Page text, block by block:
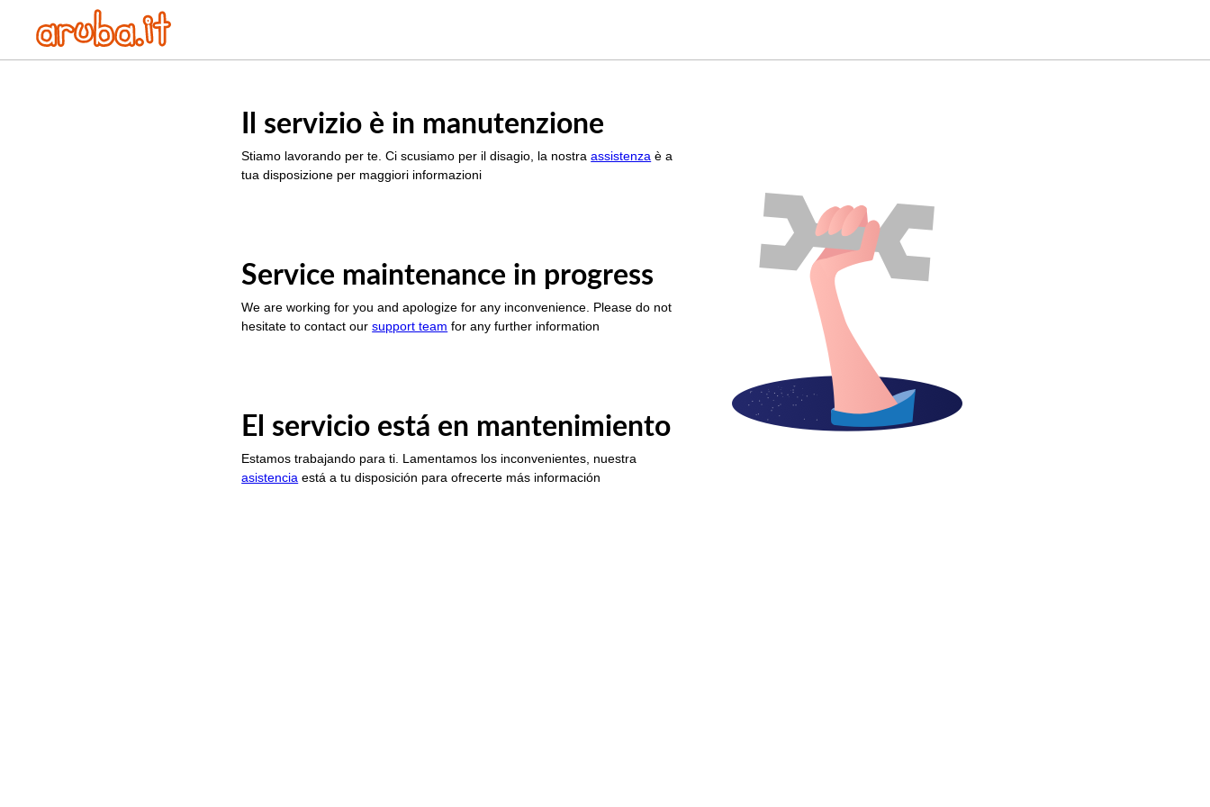
Il servizio è in manutenzione
Stiamo lavorando per te. Ci scusiamo per il disagio, la nostraassistenza è a
tua disposizione per maggiori informazioni
Service maintenance in progress
We are working for you and apologize for any inconvenience. Please do not
hesitate to contact oursupport team for any further information
El servicio está en mantenimiento
Estamos trabajando para ti. Lamentamos los inconvenientes, nuestra
asistencia está a tu disposición para ofrecerte más información